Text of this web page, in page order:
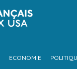
ECONOMIE